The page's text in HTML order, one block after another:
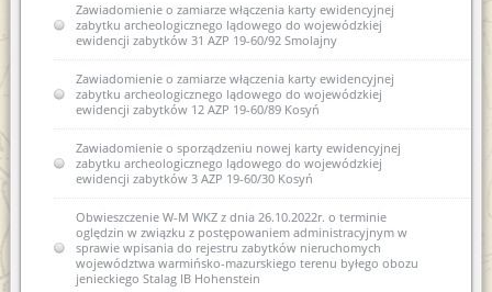
Zawiadomienie o zamiarze włączenia karty ewidencyjnej
zabytku archeologicznego lądowego do wojewódzkiej
ewidencji zabytków 31 AZP 19-60/92 Smolajny
Zawiadomienie o zamiarze włączenia karty ewidencyjnej
zabytku archeologicznego lądowego do wojewódzkiej
ewidencji zabytków 12 AZP 19-60/89 Kosyń
Zawiadomienie o sporządzeniu nowej karty ewidencyjnej
zabytku archeologicznego lądowego do wojewódzkiej
ewidencji zabytków 3 AZP 19-60/30 Kosyń
Obwieszczenie W-M WKZ z dnia 26.10.2022r. o terminie
oględzin w związku z postępowaniem administracyjnym w
sprawie wpisania do rejestru zabytków nieruchomych
województwa warmińsko-mazurskiego terenu byłego obozu
jenieckiego Stalag IB Hohenstein